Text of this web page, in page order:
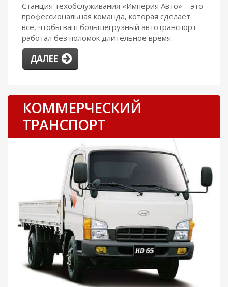
Станция техобслуживания «Империя Авто» – это
профессиональная команда, которая сделает
всё, чтобы ваш большегрузный автотранспорт
работал без поломок длительное время.
ДАЛЕЕ
КОММЕРЧЕСКИЙ
ТРАНСПОРТ